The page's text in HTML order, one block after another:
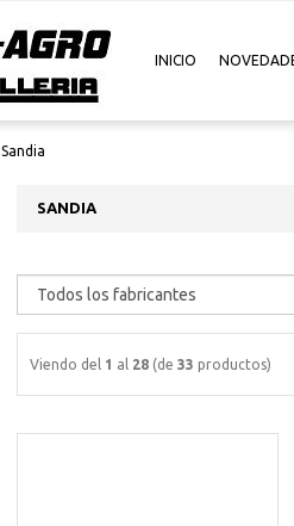
INICIO
Sandia
SANDIA
Viendo del 1 al 28 (de 33 productos)